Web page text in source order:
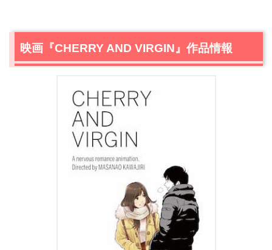
映画『CHERRY AND VIRGIN』作品情報